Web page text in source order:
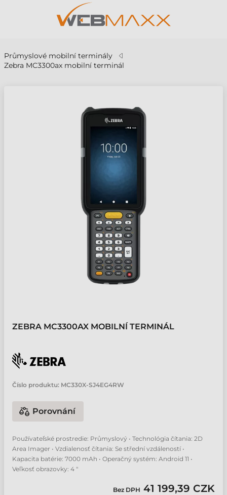
Průmyslové mobilní terminály
Zebra MC3300ax mobilní terminál
ZEBRA MC3300AX MOBILNÍ TERMINÁL
Číslo produktu: MC330X-SJ4EG4RW
Porovnání
Používateľské prostredie: Průmyslový • Technológia čítania: 2D
Area Imager • Vzdialenosť čítania: Se střední vzdáleností •
Kapacita batérie: 7000 mAh • Operačný systém: Android 11 •
Veľkosť obrazovky: 4 "
Bez DPH 41 199,39 CZK